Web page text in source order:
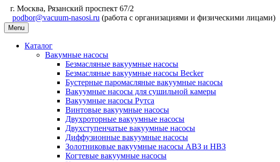
г. Москва, Рязанский проспект 67/2
podbor@vacuum-nasosi.ru (работа с организациями и физическими лицами)
Menu
Каталог
Вакумные насосы
Безмасляные вакуумные насосы
Безмасляные вакуумные насосы Becker
Бустерные паромасляные вакуумные насосы
Вакуумные насосы для сушильной камеры
Вакуумные насосы Рутса
Винтовые вакуумные насосы
Двухроторные вакуумные насосы
Двухступенчатые вакуумные насосы
Диффузионные вакуумные насосы
Золотниковые вакуумные насосы АВЗ и НВЗ
Когтевые вакуумные насосы